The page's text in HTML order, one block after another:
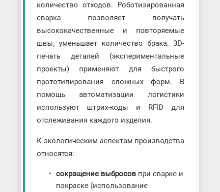
количество отходов. Роботизированная
сварка позволяет получать
высококачественные и повторяемые
швы, уменьшает количество брака. 3D-
печать деталей (экспериментальные
проекты) применяют для быстрого
прототипирования сложных форм. В
помощь автоматизации логистики
используют штрих-коды и RFID для
отслеживания каждого изделия.
К экологическим аспектам производства
относятся:
сокращение выбросовпри сварке и
покраске (использование